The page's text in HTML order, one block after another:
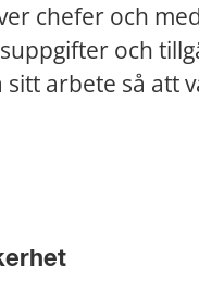
chefer och
och
arbete så att